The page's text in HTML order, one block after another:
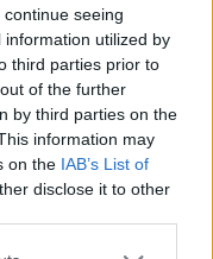
seeing
utilized by
third parties prior to
of the further
by third parties on the
information may
on the IAB’s List of
disclose it to other
citiem
tika atbalstīts IZM
palielināt 2024.